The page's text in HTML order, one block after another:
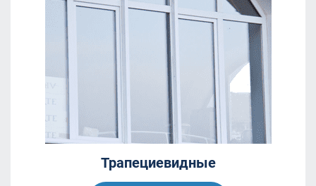
Трапециевидные